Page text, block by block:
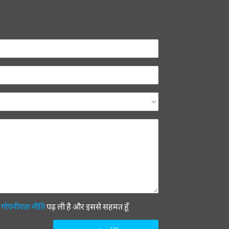
गोपनीयता नीतिपढ़ ली है और इससे सहमत हूँ